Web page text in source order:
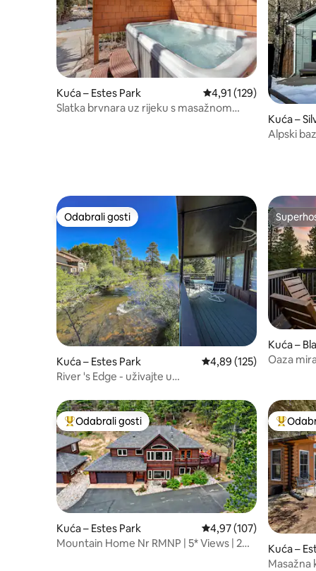
Kuća – Estes Park Prosječna ocjena:
4,91 (129)
Slatka brvnara uz rijeku s masažnom
Kuća –
Alpski
Odabrali gosti
Odabrali gosti
Kuća – Estes Park Prosječna ocjena:
4,89 (125)
River 's Edge - uživajte u
Kuća –
Oaza
Među najviše rangiranima s oznakom „Odabrali gosti”
Odabrali gosti
Kuća – Estes Park Prosječna ocjena:
4,97 (107)
Mountain Home Nr RMNP | 5* Views | 2
Među
Kuća –
Masažna